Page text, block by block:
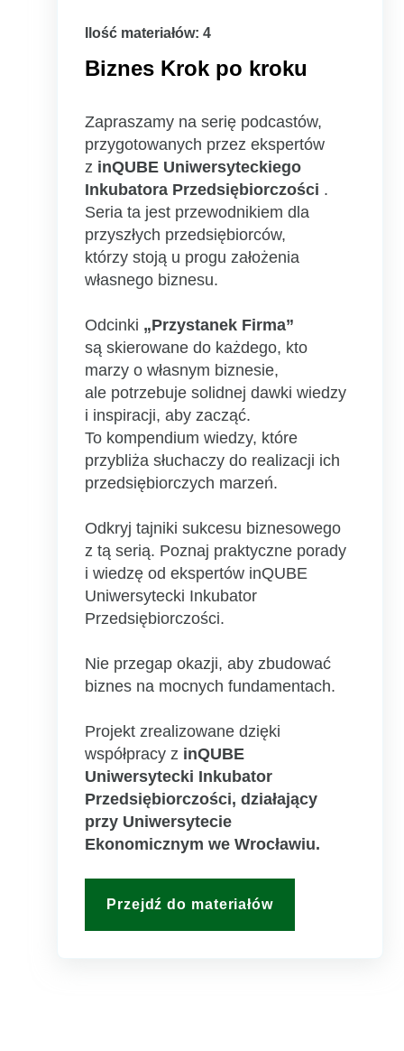
Ilość materiałów: 4
Biznes Krok po kroku
Zapraszamy na serię podcastów,
przygotowanych przez ekspertów
z inQUBE Uniwersyteckiego
Inkubatora Przedsiębiorczości .
Seria ta jest przewodnikiem dla
przyszłych przedsiębiorców,
którzy stoją u progu założenia
własnego biznesu.
Odcinki „Przystanek Firma”
są skierowane do każdego, kto
marzy o własnym biznesie,
ale potrzebuje solidnej dawki wiedzy
i inspiracji, aby zacząć.
To kompendium wiedzy, które
przybliża słuchaczy do realizacji ich
przedsiębiorczych marzeń.
Odkryj tajniki sukcesu biznesowego
z tą serią. Poznaj praktyczne porady
i wiedzę od ekspertów inQUBE
Uniwersytecki Inkubator
Przedsiębiorczości.
Nie przegap okazji, aby zbudować
biznes na mocnych fundamentach.
Projekt zrealizowane dzięki
współpracy z inQUBE
Uniwersytecki Inkubator
Przedsiębiorczości, działający
przy Uniwersytecie
Ekonomicznym we Wrocławiu.
Przejdź do materiałów